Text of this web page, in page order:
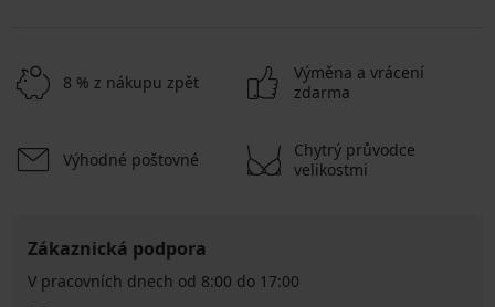
8 % z nákupu zpět
Výměna a vrácení
zdarma
Výhodné poštovné
Chytrý průvodce
velikostmi
Zákaznická podpora
V pracovních dnech od 8:00 do 17:00